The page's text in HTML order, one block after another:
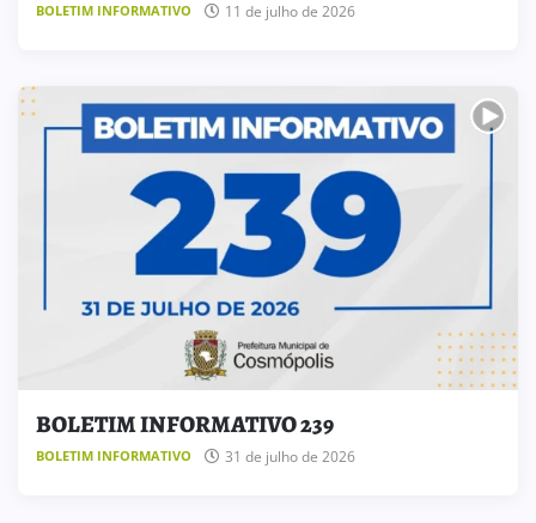
BOLETIM INFORMATIVO 11 de julho de 2026
BOLETIM INFORMATIVO 239
BOLETIM INFORMATIVO 31 de julho de 2026